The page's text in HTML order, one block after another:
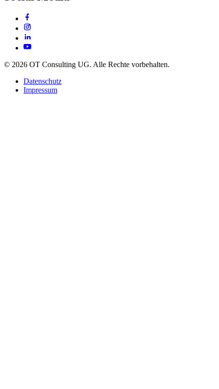
© 2026 OT Consulting UG. Alle Rechte vorbehalten.
Datenschutz
Impressum